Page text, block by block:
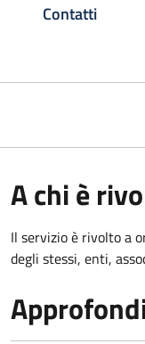
Contatti
A chi è
Il servizio è rivolto a
degli stessi, enti,